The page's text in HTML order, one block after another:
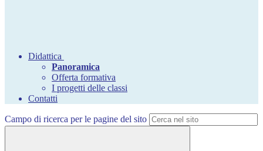
Didattica
Panoramica
Offerta formativa
I progetti delle classi
Contatti
Campo di ricerca per le pagine del sito